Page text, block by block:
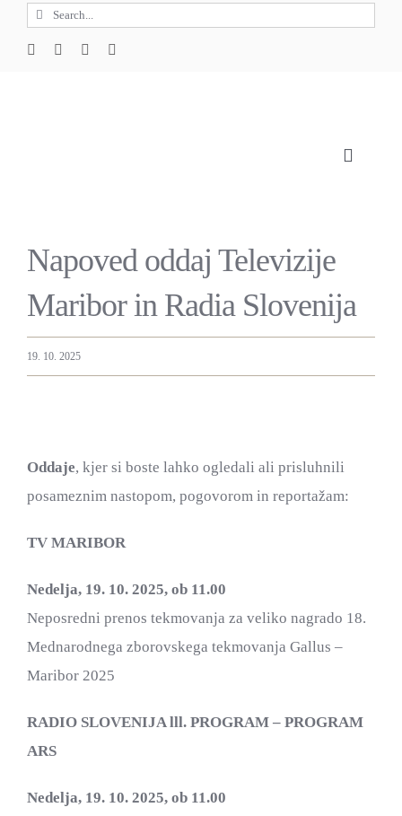
Search
for:
Toggle
Napoved oddaj Televizije
Maribor in Radia Slovenija
19. 10. 2025
Oddaje, kjer si boste lahko ogledali ali prisluhnili
posameznim nastopom, pogovorom in reportažam:
TV MARIBOR
Nedelja, 19. 10. 2025, ob 11.00
Neposredni prenos tekmovanja za veliko nagrado 18.
Mednarodnega zborovskega tekmovanja Gallus –
Maribor 2025
RADIO SLOVENIJA lll. PROGRAM – PROGRAM
ARS
Nedelja, 19. 10. 2025, ob 11.00